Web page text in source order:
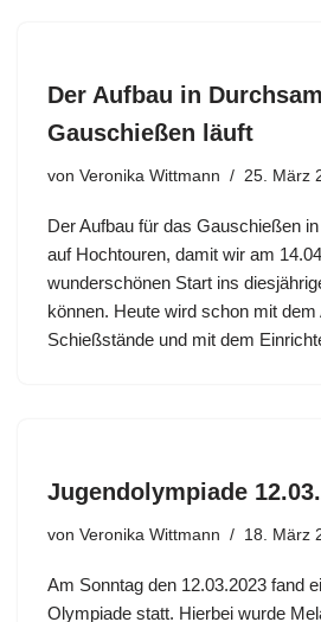
Der Aufbau in
Gauschießen läuft
von Veronika Wittmann 25. März
Der Aufbau für das Gauschießen
auf Hochtouren, damit wir am
wunderschönen Start ins
können. Heute wird schon mit dem
Schießstände und mit dem
Jugendolympiade
von Veronika Wittmann 18. März
Am Sonntag den 12.03.2023 fand
Olympiade statt. Hierbei wurde